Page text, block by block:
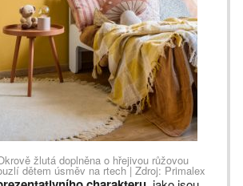
žlutá doplněna o hřejivou růžovou
dětem úsměv na rtech | Zdroj: Primalex